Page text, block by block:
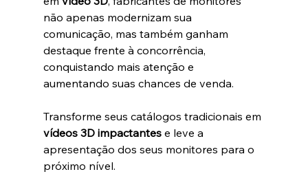
não apenas modernizam sua
comunicação, mas também ganham
destaque frente à concorrência,
conquistando mais atenção e
aumentando suas chances de venda.
Transforme seus catálogos tradicionais em
vídeos 3D impactantes e leve a
apresentação dos seus monitores para o
próximo nível.